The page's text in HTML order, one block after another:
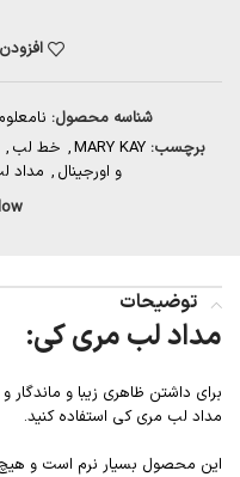
شناسه محصول:
برچسب: MARY KAY
, خط لب ,
و اورجینال , مداد
توضیحات
مداد لب مری کی:
برای داشتن ظاهری زیبا و ماندگار
مداد لب مری کی استفاده کنید.
این محصول بسیار نرم است و